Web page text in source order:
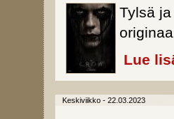
Tylsä
Lue
Keskiviikko - 22.03.2023